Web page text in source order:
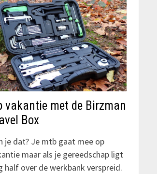
vakantie met de Birzman
Box
je dat? Je mtb gaat mee op
maar als je gereedschap ligt
half over de werkbank verspreid.